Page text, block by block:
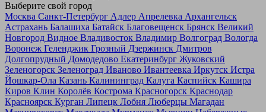
Выберите свой город
Москва Санкт-Петербург Адлер Апрелевка Архангельск
Астрахань Балашиха Батайск Благовещенск Брянск Великий
Новгород Видное Владивосток Владимир Волгоград Вологда
Воронеж Геленджик Грозный Дзержинск Дмитров
Долгопрудный Домодедово Екатеринбург Жуковский
Зеленогорск Зеленоград Иваново Ивантеевка Иркутск Истра
Йошкар-Ола Казань Калининград Калуга Каспийск Кашира
Киров Клин Королёв Кострома Красногорск Краснодар
Красноярск Курган Липецк Лобня Люберцы Магадан